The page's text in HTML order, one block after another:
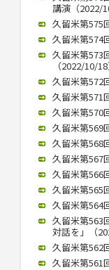
講演（2022/
久留米第
久留米第574
久留米第573
（2022/10/18
久留米第572
久留米第571
久留米第570
久留米第569
久留米第568
久留米第567
久留米第566
久留米第565
久留米第
久留米第563
対話を」（
久留米第562
久留米第561